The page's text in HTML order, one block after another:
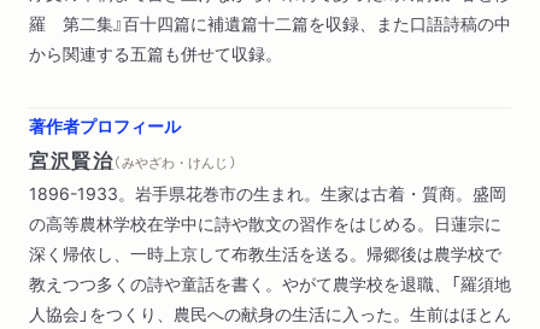
羅 第二集』百十四篇に補遺篇十二篇を収録、また口語詩稿の中
から関連する五篇も併せて収録。
著作者プロフィール
宮沢賢治（ みやざわ・けんじ ）
1896-1933。岩手県花巻市の生まれ。生家は古着・質商。盛岡
の高等農林学校在学中に詩や散文の習作をはじめる。日蓮宗に
深く帰依し、一時上京して布教生活を送る。帰郷後は農学校で
教えつつ多くの詩や童話を書く。やがて農学校を退職、「羅須地
人協会」をつくり、農民への献身の生活に入った。生前はほとん